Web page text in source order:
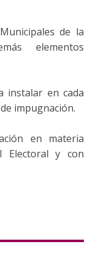
de la
elementos
instalar en cada
impugnación.
en materia
Electoral y con